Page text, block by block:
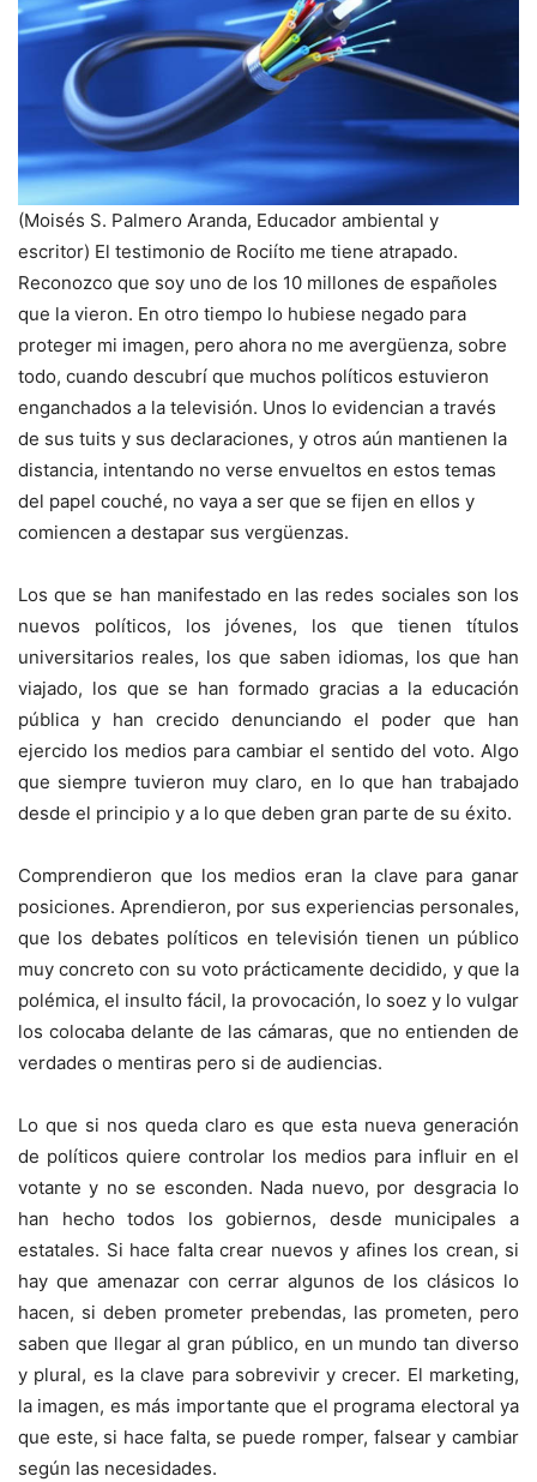
(Moisés S. Palmero Aranda, Educador ambiental y
escritor) El testimonio de Rociíto me tiene atrapado.
Reconozco que soy uno de los 10 millones de españoles
que la vieron. En otro tiempo lo hubiese negado para
proteger mi imagen, pero ahora no me avergüenza, sobre
todo, cuando descubrí que muchos políticos estuvieron
enganchados a la televisión. Unos lo evidencian a través
de sus tuits y sus declaraciones, y otros aún mantienen la
distancia, intentando no verse envueltos en estos temas
del papel couché, no vaya a ser que se fijen en ellos y
comiencen a destapar sus vergüenzas.
Los que se han manifestado en las redes sociales son los
nuevos políticos, los jóvenes, los que tienen títulos
universitarios reales, los que saben idiomas, los que han
viajado, los que se han formado gracias a la educación
pública y han crecido denunciando el poder que han
ejercido los medios para cambiar el sentido del voto. Algo
que siempre tuvieron muy claro, en lo que han trabajado
desde el principio y a lo que deben gran parte de su éxito.
Comprendieron que los medios eran la clave para ganar
posiciones. Aprendieron, por sus experiencias personales,
que los debates políticos en televisión tienen un público
muy concreto con su voto prácticamente decidido, y que la
polémica, el insulto fácil, la provocación, lo soez y lo vulgar
los colocaba delante de las cámaras, que no entienden de
verdades o mentiras pero si de audiencias.
Lo que si nos queda claro es que esta nueva generación
de políticos quiere controlar los medios para influir en el
votante y no se esconden. Nada nuevo, por desgracia lo
han hecho todos los gobiernos, desde municipales a
estatales. Si hace falta crear nuevos y afines los crean, si
hay que amenazar con cerrar algunos de los clásicos lo
hacen, si deben prometer prebendas, las prometen, pero
saben que llegar al gran público, en un mundo tan diverso
y plural, es la clave para sobrevivir y crecer. El marketing,
la imagen, es más importante que el programa electoral ya
que este, si hace falta, se puede romper, falsear y cambiar
según las necesidades.